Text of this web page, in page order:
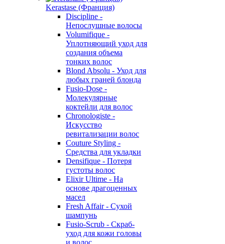
Kerastase (Франция)
Discipline -
Непослушные волосы
Volumifique -
Уплотняющий уход для
создания объема
тонких волос
Blond Absolu - Уход для
любых граней блонда
Fusio-Dose -
Молекулярные
коктейли для волос
Chronologiste -
Искусство
ревитализации волос
Couture Styling -
Средства для укладки
Densifique - Потеря
густоты волос
Elixir Ultime - На
основе драгоценных
масел
Fresh Affair - Сухой
шампунь
Fusio-Scrub - Скраб-
уход для кожи головы
и волос